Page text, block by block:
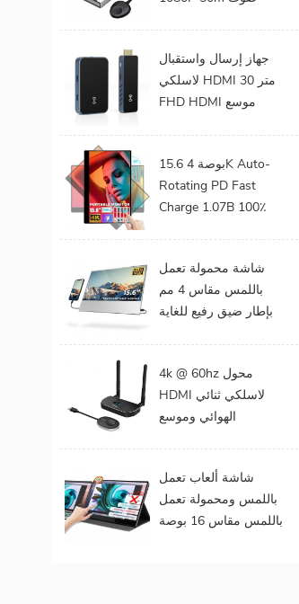
جهاز إرسال واستقبال
لاسلكي HDMI 30 متر
FHD HDMI موسع
بروجيكتور للألعاب 0
كمون
15.6 بوصة 4K Auto-
Rotating PD Fast
Charge 1.07B 100٪
Portable Monitor
لأجهزة الكمبيوتر
المحمول
شاشة محمولة تعمل
باللمس مقاس 4 مم
بإطار ضيق رفيع للغاية
بكسل
4k @ 60hz محول
HDMI لاسلكي ثنائي
الهوائي وموسع
شاشة ألعاب تعمل
باللمس ومحمولة تعمل
باللمس مقاس 16 بوصة